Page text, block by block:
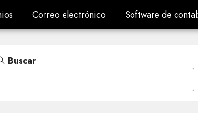
Correo electrónico
Correo electrónico Software de
Software de
Buscar